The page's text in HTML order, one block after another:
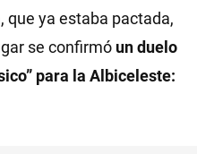
, que ya estaba pactada,
se confirmó un duelo
para la Albiceleste: